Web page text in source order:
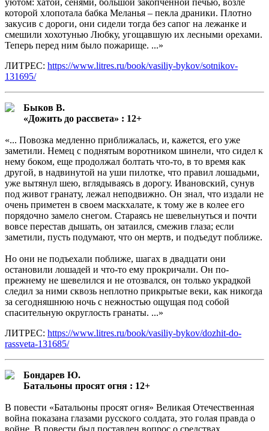
которой хлопотала бабка Меланья – пекла драники. Плотно
закусив с дороги, они сидели тогда без сапог на лежанке и
смешили хохотунью Любку, угощавшую их лесными орехами.
Теперь перед ним было пожарище. ...»
ЛИТРЕС: https://www.litres.ru/book/vasiliy-bykov/sotnikov-
131695/
Быков В.
«Дожить до рассвета» : 12+
«... Повозка медленно приближалась, и, кажется, его уже
заметили. Немец с поднятым воротником шинели, что сидел к
нему боком, еще продолжал болтать что-то, в то время как
другой, в надвинутой на уши пилотке, что правил лошадьми,
уже вытянул шею, вглядываясь в дорогу. Ивановский, сунув
под живот гранату, лежал неподвижно. Он знал, что издали не
очень приметен в своем маскхалате, к тому же в колее его
порядочно замело снегом. Стараясь не шевельнуться и почти
вовсе перестав дышать, он затаился, смежив глаза; если
заметили, пусть подумают, что он мертв, и подъедут поближе.
Но они не подъехали поближе, шагах в двадцати они
остановили лошадей и что-то ему прокричали. Он по-
прежнему не шевелился и не отозвался, он только украдкой
следил за ними сквозь неплотно прикрытые веки, как никогда
за сегодняшнюю ночь с нежностью ощущая под собой
спасительную округлость гранаты. ...»
ЛИТРЕС: https://www.litres.ru/book/vasiliy-bykov/dozhit-do-
rassveta-131685/
Бондарев Ю.
Батальоны просят огня : 12+
В повести «Батальоны просят огня» Великая Отечественная
война показана глазами русского солдата, это голая правда о
войне. В повести был поставлен вопрос о средствах,